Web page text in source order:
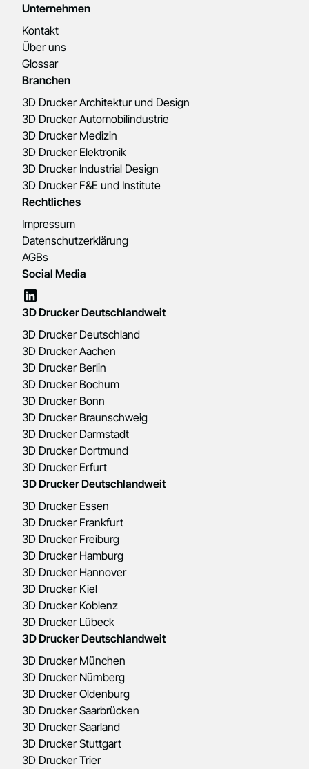
Unternehmen
Kontakt
Über uns
Glossar
Branchen
3D Drucker Architektur und Design
3D Drucker Automobilindustrie
3D Drucker Medizin
3D Drucker Elektronik
3D Drucker Industrial Design
3D Drucker F&E und Institute
Rechtliches
Impressum
Datenschutzerklärung
AGBs
Social Media
3D Drucker Deutschlandweit
3D Drucker Deutschland
3D Drucker Aachen
3D Drucker Berlin
3D Drucker Bochum
3D Drucker Bonn
3D Drucker Braunschweig
3D Drucker Darmstadt
3D Drucker Dortmund
3D Drucker Erfurt
3D Drucker Deutschlandweit
3D Drucker Essen
3D Drucker Frankfurt
3D Drucker Freiburg
3D Drucker Hamburg
3D Drucker Hannover
3D Drucker Kiel
3D Drucker Koblenz
3D Drucker Lübeck
3D Drucker Deutschlandweit
3D Drucker München
3D Drucker Nürnberg
3D Drucker Oldenburg
3D Drucker Saarbrücken
3D Drucker Saarland
3D Drucker Stuttgart
3D Drucker Trier